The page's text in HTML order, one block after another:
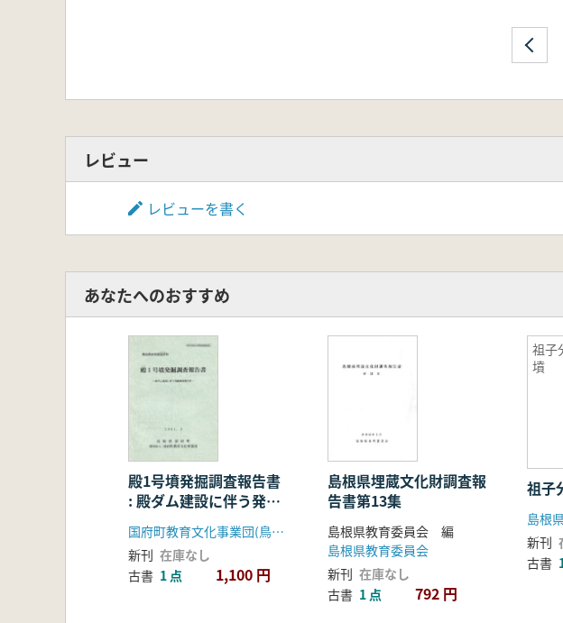
レビュー
レビューを書く
あなたへのおすすめ
殿1号墳発掘調査報告書
: 殿ダム建設に伴う発掘
調査報告書
国府町教育文化事業団(鳥取県)
新刊 在庫なし
古書 1 点 1,100 円
島根県埋蔵文化財調査報
告書第13集
島根県教育委員会 編
島根県教育委員会
新刊 在庫なし
古書 1 点 792 円
祖子
墳
祖子
島根
新刊
古書